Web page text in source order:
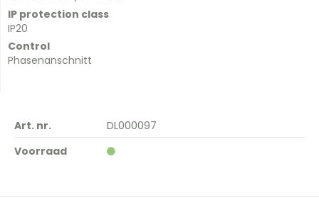
IP protection class
IP20
Control
Phasenanschnitt
Art. nr. DL000097
Voorraad